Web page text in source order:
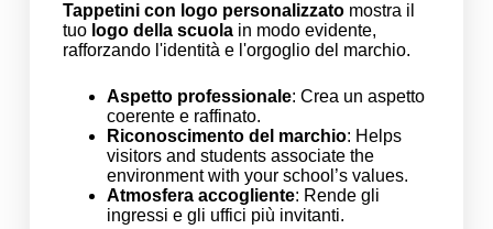
Tappetini con logo personalizzatomostra il
tuo logo della scuolain modo evidente,
rafforzando l'identità e l'orgoglio del marchio.
Aspetto professionale: Crea un aspetto
coerente e raffinato.
Riconoscimento del marchio: Helps
visitors and students associate the
environment with your school’s values.
Atmosfera accogliente: Rende gli
ingressi e gli uffici più invitanti.